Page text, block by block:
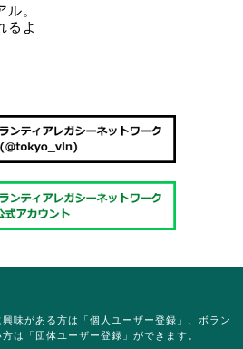
。
るよ
味がある方は「個人ユーザー登録」、ボラン
は「団体ユーザー登録」ができます。